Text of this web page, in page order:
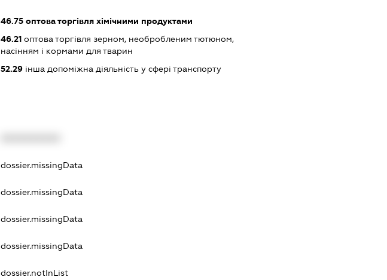
46.75оптова торгівля хімічними продуктами
46.21оптова торгівля зерном, необробленим тютюном,
насінням і кормами для тварин
52.29інша допоміжна діяльність у сфері транспорту
dossier.missingData
dossier.missingData
dossier.missingData
dossier.missingData
dossier.notInList